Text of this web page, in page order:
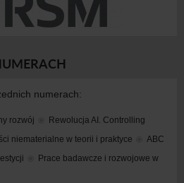
numerach:
rozwój
Rewolucja AI. Controlling
niematerialne w teorii i praktyce
ABC
Prace badawcze i rozwojowe w